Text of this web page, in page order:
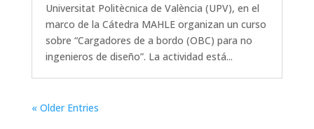
Universitat Politècnica de València (UPV), en el
marco de la Cátedra MAHLE organizan un curso
sobre “Cargadores de a bordo (OBC) para no
ingenieros de diseño”. La actividad está...
« Older Entries